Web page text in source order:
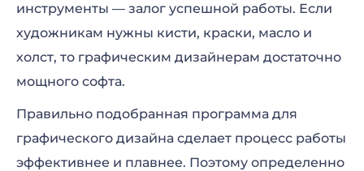
Программы для графического дизайна на
ПК
3D
инструменты — залог успешной работы. Если
художникам нужны кисти, краски, масло и
холст, то графическим дизайнерам достаточно
мощного софта.
Правильно подобранная программа для
графического дизайна сделает процесс работы
эффективнее и плавнее. Поэтому определенно